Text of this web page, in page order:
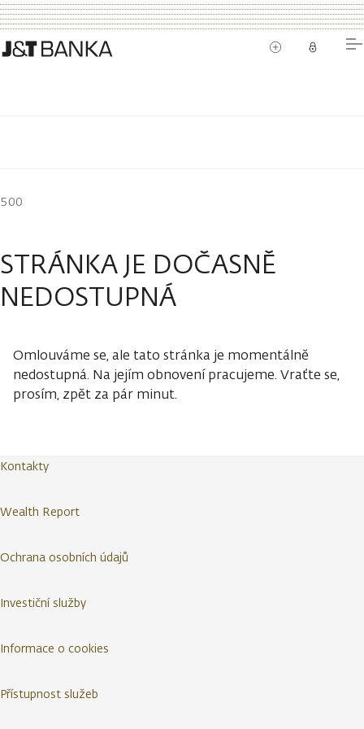
500
STRÁNKA JE DOČASNĚ
NEDOSTUPNÁ
Omlouváme se, ale tato stránka je momentálně
nedostupná. Na jejím obnovení pracujeme. Vraťte se,
prosím, zpět za pár minut.
Kontakty
Wealth Report
Ochrana osobních údajů
Investiční služby
Informace o cookies
Přístupnost služeb